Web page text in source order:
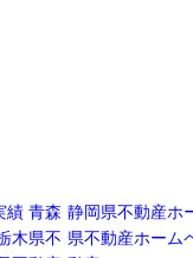
績 青森
木県不
静岡県不動産ホ
県不動産ホーム